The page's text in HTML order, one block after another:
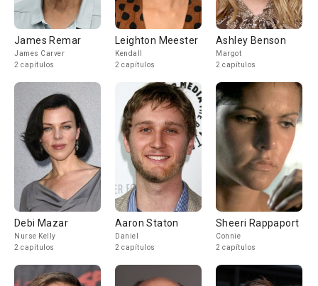
James Remar
James Carver
2 capítulos
Leighton Meester
Kendall
2 capítulos
Ashley Benson
Margot
2 capítulos
Debi Mazar
Nurse Kelly
2 capítulos
Aaron Staton
Daniel
2 capítulos
Sheeri Rappaport
Connie
2 capítulos